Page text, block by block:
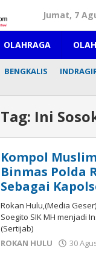
Jumat, 7
OLAHRAGA
BENGKALIS
Tag: Ini
Kompol
Binmas Polda
Sebagai
Rokan Hulu,(Media
Soegito SIK MH menjadi
(Sertijab)
ROKAN HULU
30